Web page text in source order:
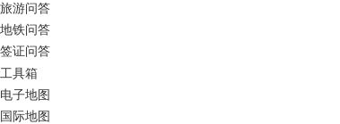
旅游问答
地铁问答
签证问答
工具箱
电子地图
国际地图